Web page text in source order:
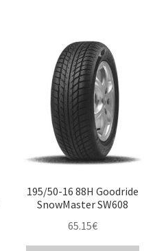
195/50-16 88H Goodride
SnowMaster SW608
65.15€